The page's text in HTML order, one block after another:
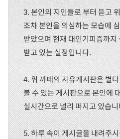
3. 본인의 지인들로 부터 듣고
조차 본인을 의심하는 모습에
받았으며 현재 대인기피증까
받고 있는 실정입니다.
4. 위 까페의 자유게시판은 별
볼 수 있는 게시판으로 본인에
실시간으로 널리 퍼지고 있습
5. 하루 속이 게시글을 내려주